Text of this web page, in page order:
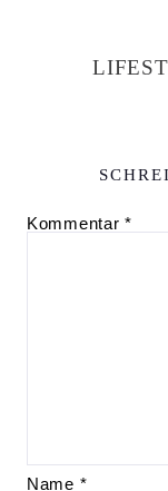
Kommentar *
Name *